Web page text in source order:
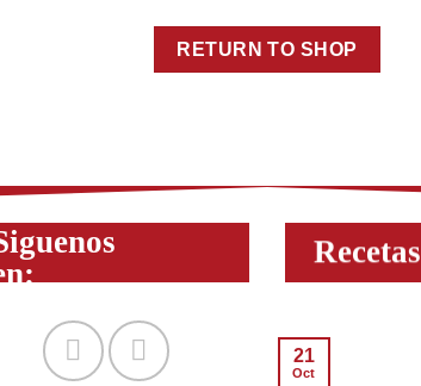
RETURN TO SHOP
Recetas
21
Oct